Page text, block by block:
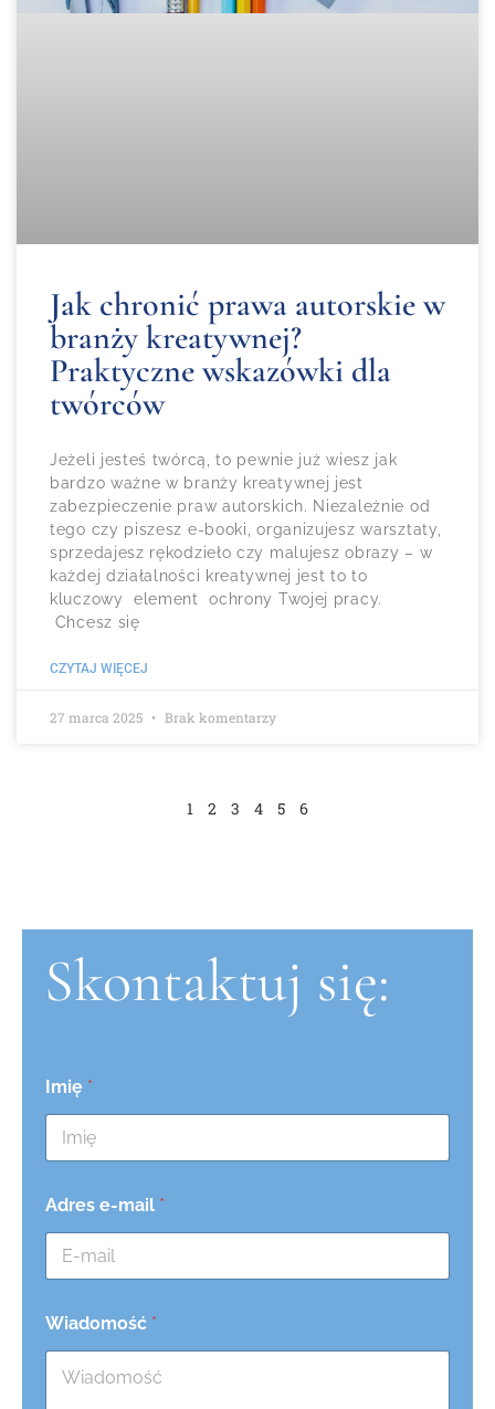
Jak chronić prawa autorskie w
branży kreatywnej?
Praktyczne wskazówki dla
twórców
Jeżeli jesteś twórcą, to pewnie już wiesz jak
bardzo ważne w branży kreatywnej jest
zabezpieczenie praw autorskich. Niezależnie od
tego czy piszesz e-booki, organizujesz warsztaty,
sprzedajesz rękodzieło czy malujesz obrazy – w
każdej działalności kreatywnej jest to to
kluczowy element ochrony Twojej pracy.
Chcesz się
CZYTAJ WIĘCEJ
27 marca 2025 Brak komentarzy
1 2 3 4 5 6
Skontaktuj się:
Imię *
Adres e-mail *
Wiadomość *